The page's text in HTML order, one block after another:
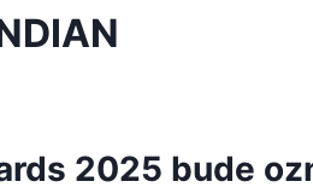
2025 bude